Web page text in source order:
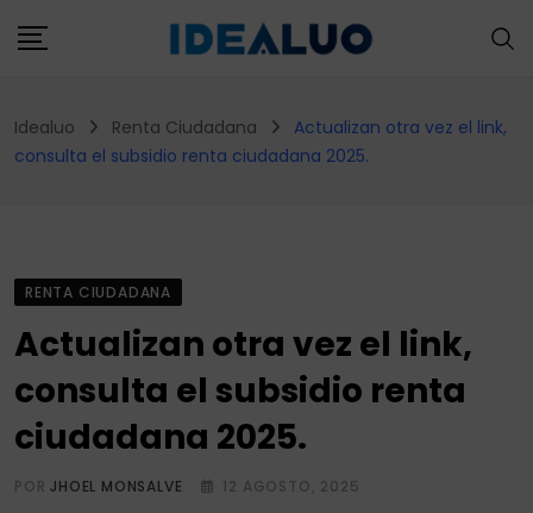
to
Idealuo Renta Ciudadana
Actualizan otra vez el link,
consulta el subsidio renta ciudadana 2025.
RENTA CIUDADANA
Actualizan otra vez el link,
consulta el subsidio renta
ciudadana 2025.
PORJHOEL MONSALVE 12 AGOSTO, 2025